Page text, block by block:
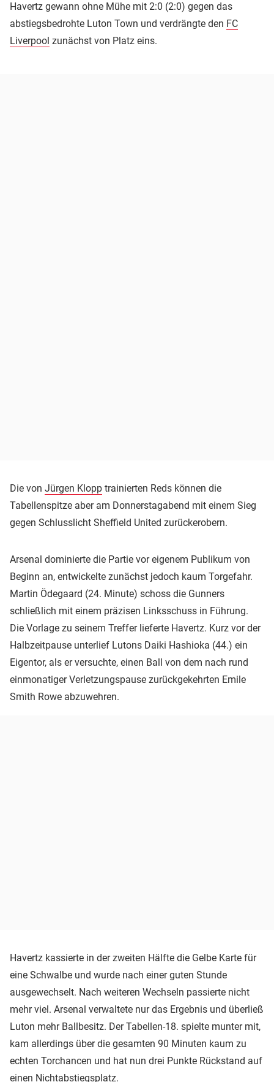
Havertz gewann ohne Mühe mit 2:0 (2:0) gegen das
abstiegsbedrohte Luton Town und verdrängte den FC
Liverpool zunächst von Platz eins.
Die von Jürgen Klopp trainierten Reds können die
Tabellenspitze aber am Donnerstagabend mit einem Sieg
gegen Schlusslicht Sheffield United zurückerobern.
Arsenal dominierte die Partie vor eigenem Publikum von
Beginn an, entwickelte zunächst jedoch kaum Torgefahr.
Martin Ödegaard (24. Minute) schoss die Gunners
schließlich mit einem präzisen Linksschuss in Führung.
Die Vorlage zu seinem Treffer lieferte Havertz. Kurz vor der
Halbzeitpause unterlief Lutons Daiki Hashioka (44.) ein
Eigentor, als er versuchte, einen Ball von dem nach rund
einmonatiger Verletzungspause zurückgekehrten Emile
Smith Rowe abzuwehren.
Havertz kassierte in der zweiten Hälfte die Gelbe Karte für
eine Schwalbe und wurde nach einer guten Stunde
ausgewechselt. Nach weiteren Wechseln passierte nicht
mehr viel. Arsenal verwaltete nur das Ergebnis und überließ
Luton mehr Ballbesitz. Der Tabellen-18. spielte munter mit,
kam allerdings über die gesamten 90 Minuten kaum zu
echten Torchancen und hat nun drei Punkte Rückstand auf
einen Nichtabstiegsplatz.